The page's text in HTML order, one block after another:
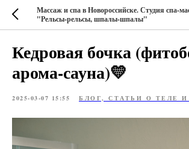
Массаж и спа в Новороссийске. Студия спа-
"Рельсы-рельсы, шпалы-шпалы"
Кедровая бочка
арома-сауна)💛
2025-03-07 15:55 БЛОГ, СТАТЬИ О ТЕЛЕ